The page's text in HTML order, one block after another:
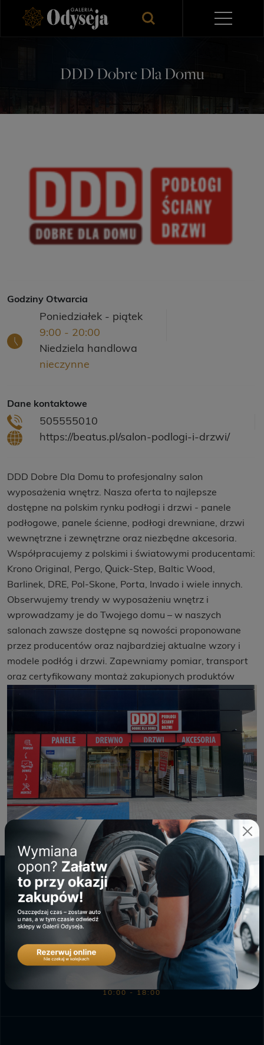
DDD Dobre Dla Domu
Godziny Otwarcia
Poniedziałek - piątek
9:00 - 20:00
Niedziela handlowa
nieczynne
Dane kontaktowe
505555010
https://beatus.pl/salon-podlogi-i-drzwi/
DDD Dobre Dla Domu to profesjonalny salon
wyposażenia wnętrz. Nasza oferta to najlepsze
dostępne na polskim rynku podłogi i drzwi - panele
podłogowe, panele ścienne, podłogi drewniane, drzwi
wewnętrzne i zewnętrzne oraz niezbędne akcesoria.
Współpracujemy z polskimi i światowymi producentami:
Krono Original, Pergo, Quick-Step, Baltic Wood,
Barlinek, DRE, Pol-Skone, Porta, Invado i wiele innych.
Obserwujemy trendy w wyposażeniu wnętrz i
wprowadzamy je do Twojego domu – w naszych
salonach zawsze dostępne są nowości proponowane
przez producentów oraz najbardziej aktualne wzory i
modele podłóg i drzwi. Zapewniamy pomiar, transport
oraz certyfikowany montaż zakupionych produktów
GALERIA ODYSEJA
PONIEDZIAŁEK - SOBOTA
9:00 - 20:00
NIEDZIELA HANDLOWA
10:00 - 18:00